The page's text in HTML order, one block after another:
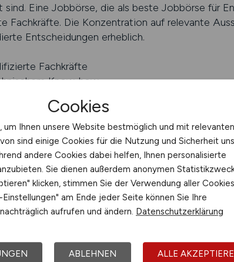
sind. Eine Jobbörse, die als beste Jobbörse für
Fachkräfte. Die Konzentration auf relevante
Entscheidungen erheblich.
Fachkräfte
Know-how
erfordert eine strukturierte
und Schwerpunkte haben können.
sich auf Koordination, Überwachung oder
Angebote systematisch zu
finden, die fachlich passen und langfristige
Cookies
um Ihnen unsere Website bestmöglich und mit relevanten
sind einige Cookies für die Nutzung und Sicherheit
andere Cookies dabei helfen, Ihnen personalisierte
Sie dienen außerdem anonymen
klicken, stimmen Sie der Verwendung aller
am Ende jeder Seite können Sie Ihre
aufrufen und ändern. Datenschutzerklärung
ABLEHNEN ALLE